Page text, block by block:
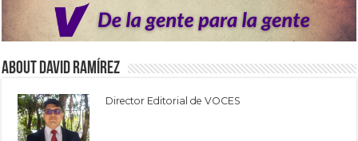
About David Ramírez
Director Editorial de VOCES